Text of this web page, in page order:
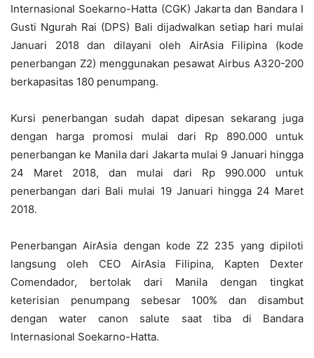
Internasional Soekarno-Hatta (CGK) Jakarta dan Bandara I
Gusti Ngurah Rai (DPS) Bali dijadwalkan setiap hari mulai
Januari 2018 dan dilayani oleh AirAsia Filipina (kode
penerbangan Z2) menggunakan pesawat Airbus A320-200
berkapasitas 180 penumpang.
Kursi penerbangan sudah dapat dipesan sekarang juga
dengan harga promosi mulai dari Rp 890.000 untuk
penerbangan ke Manila dari Jakarta mulai 9 Januari hingga
24 Maret 2018, dan mulai dari Rp 990.000 untuk
penerbangan dari Bali mulai 19 Januari hingga 24 Maret
2018.
Penerbangan AirAsia dengan kode Z2 235 yang dipiloti
langsung oleh CEO AirAsia Filipina, Kapten Dexter
Comendador, bertolak dari Manila dengan tingkat
keterisian penumpang sebesar 100% dan disambut
dengan water canon salute saat tiba di Bandara
Internasional Soekarno-Hatta.